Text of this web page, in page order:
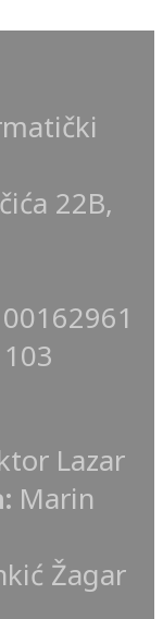
22B,
Lazar
Marin
Žagar